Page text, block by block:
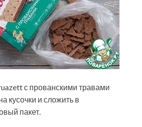
с прованскими травами
кусочки и сложить в
пакет.